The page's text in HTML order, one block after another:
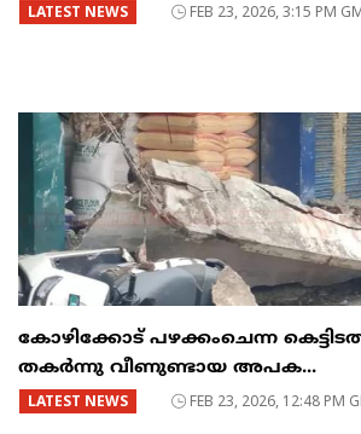
LATEST NEWS FEB 23, 2026, 3:15 PM
കോഴിക്കോട് പഴക്കംചെന്ന
തകർന്നു വീണുണ്ടായ അപക...
LATEST NEWS FEB 23, 2026, 12:48 PM